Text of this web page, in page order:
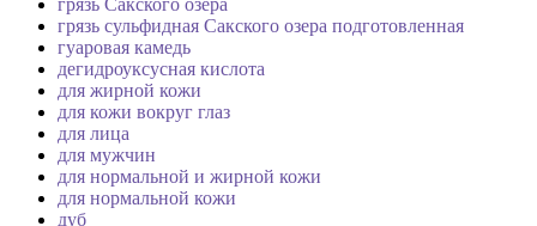
грязь сульфидная Сакского озера подготовленная
гуаровая камедь
дегидроуксусная кислота
для жирной кожи
для кожи вокруг глаз
для лица
для мужчин
для нормальной и жирной кожи
для нормальной кожи
дуб